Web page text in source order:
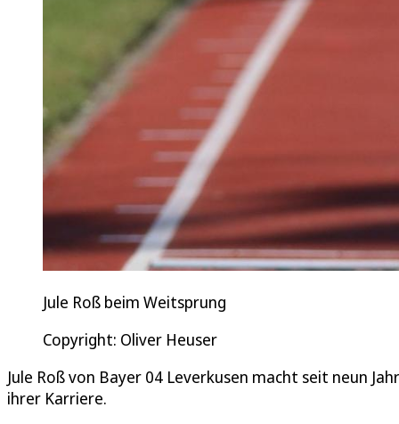
Jule Roß beim Weitsprung
Copyright: Oliver Heuser
Jule Roß von Bayer 04 Leverkusen macht seit neun
ihrer Karriere.